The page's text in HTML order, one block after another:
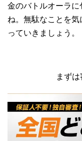
金のバトルオーラ
ね。無駄なことを
っていきましょう。
まず